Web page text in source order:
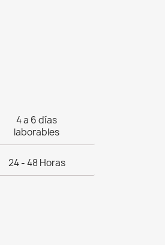
4 a 6 días
laborables
24 - 48 Horas